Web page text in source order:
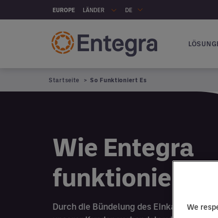
Skip to main content
EUROPE LÄNDER DE
Startseite So Funktioniert Es
Wie Entegra
funktioniert.
Durch die Bündelung des
We